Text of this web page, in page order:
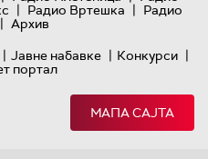
| Радио Вртешка | Радио
| Архив
| Јавне набавке | Конкурси |
портал
МАПА САЈТА